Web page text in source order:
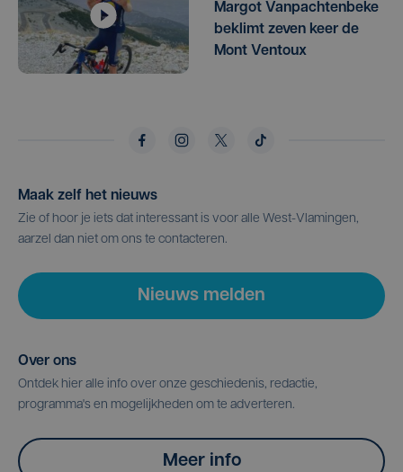
Margot Vanpachtenbeke
beklimt zeven keer de
Mont Ventoux
Maak zelf het nieuws
Zie of hoor je iets dat interessant is voor alle West-Vlamingen,
aarzel dan niet om ons te contacteren.
Nieuws melden
Over ons
Ontdek hier alle info over onze geschiedenis, redactie,
programma's en mogelijkheden om te adverteren.
Meer info